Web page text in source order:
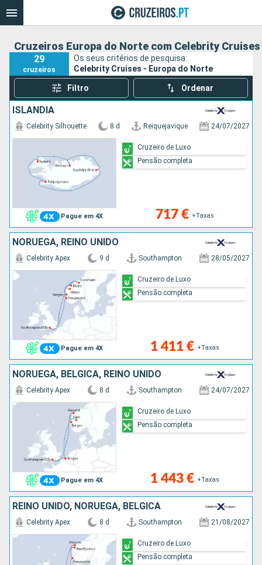
Cruzeiros Europa do Norte com Celebrity Cruises
29
cruzeiros
Os seus critérios de pesquisa:
Celebrity Cruises - Europa do Norte
Filtro Ordenar
ISLÂNDIA
Pague em 4X
Celebrity Silhouette 8 d Reiquejavique 24/07/2027
717 € +Taxas
Cruzeiro de Luxo
Pensão completa
NORUEGA, REINO UNIDO
Pague em 4X
Celebrity Apex 9 d Southampton 28/05/2027
1 411 € +Taxas
Cruzeiro de Luxo
Pensão completa
NORUEGA, BÉLGICA, REINO UNIDO
Pague em 4X
Celebrity Apex 8 d Southampton 24/07/2027
1 443 € +Taxas
Cruzeiro de Luxo
Pensão completa
REINO UNIDO, NORUEGA, BÉLGICA
Celebrity Apex 8 d Southampton 21/08/2027
Cruzeiro de Luxo
Pensão completa